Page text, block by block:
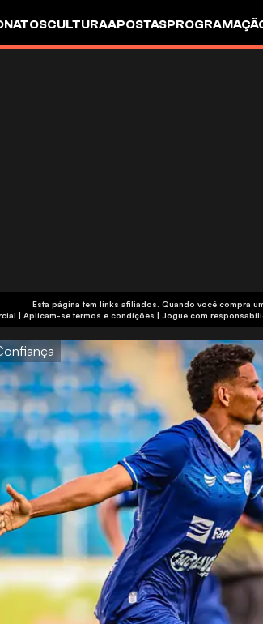
CULTURAAPOSTAS
Esta página tem links afiliados. Quando você compra
+18 | Conteúdo Comercial | Aplicam-se termos e condições | Jogue com